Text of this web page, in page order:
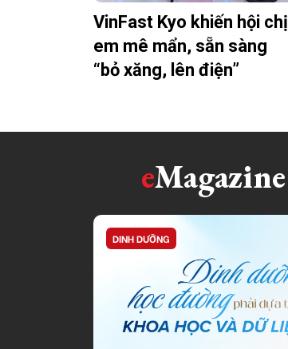
VinFast Kyo khiến hội chị
em mê mẩn, sẵn sàng
“bỏ xăng, lên điện”
eMagazine
DINH DƯỠNG